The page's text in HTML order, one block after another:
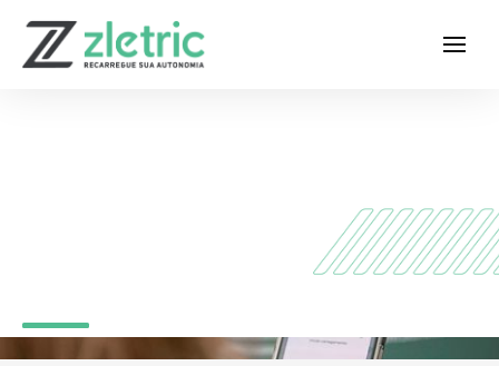
Baixe agora o App Zletric e conheça